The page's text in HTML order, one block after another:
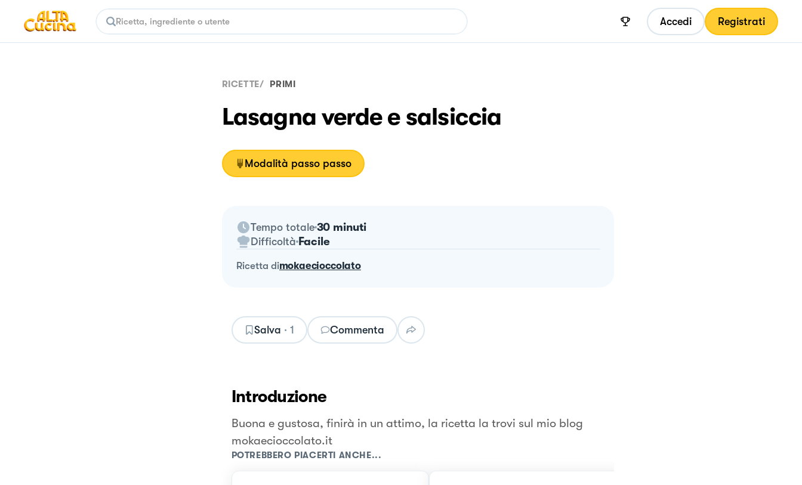
Accedi Registrati
RICETTE/ PRIMI
Lasagna verde e salsiccia
Modalità passo passo
Tempo totale 30 minuti
Difficoltà Facile
ricetta dimokaecioccolato
Salva · 1 Commenta
Introduzione
Buona e gustosa, finirà in un attimo, la ricetta la trovi sul mio blog
mokaecioccolato.it
POTREBBERO PIACERTI ANCHE...